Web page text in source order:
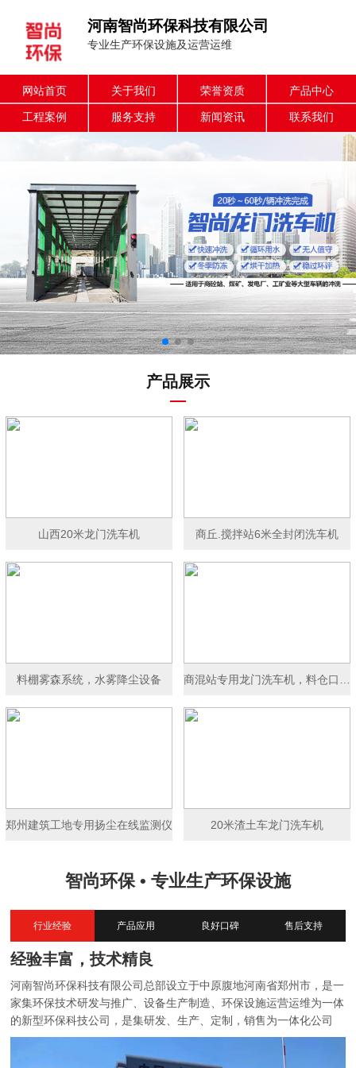
河南智尚环保科技有限公司
专业生产环保设施及运营运维
网站首页 关于我们 荣誉资质 产品中心
工程案例 服务支持 新闻资讯 联系我们
产品展示
山西20米龙门洗车机 商丘.搅拌站6米全封闭洗车机
料棚雾森系统，水雾降尘设备 商混站专用龙门洗车机，料仓口洗车机
郑州建筑工地专用扬尘在线监测仪 20米渣土车龙门洗车机
智尚环保 • 专业生产环保设施
行业经验 产品应用 良好口碑 售后支持
经验丰富，技术精良
河南智尚环保科技有限公司总部设立于中原腹地河南省郑州市，是一
家集环保技术研发与推广、设备生产制造、环保设施运营运维为一体
的新型环保科技公司，是集研发、生产、定制，销售为一体化公司